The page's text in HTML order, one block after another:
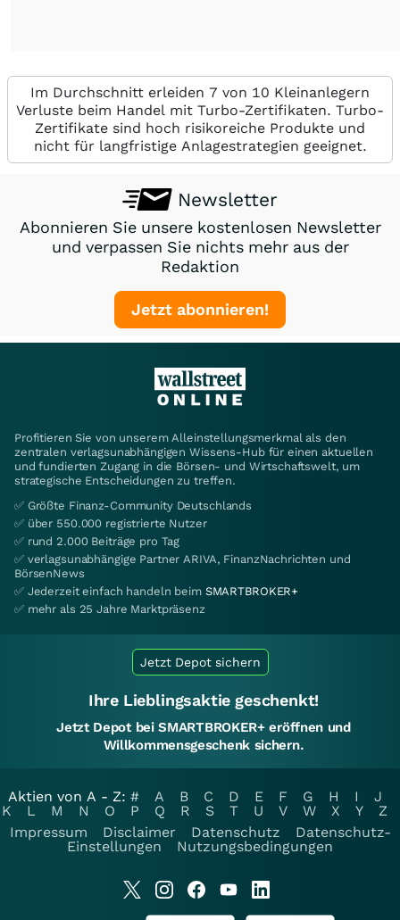
Im Durchschnitt erleiden 7 von 10 Kleinanlegern
Verluste beim Handel mit Turbo-Zertifikaten. Turbo-
Zertifikate sind hoch risikoreiche Produkte und
nicht für langfristige Anlagestrategien geeignet.
Newsletter
Abonnieren Sie unsere kostenlosen Newsletter
und verpassen Sie nichts mehr aus der
Redaktion
Jetzt abonnieren!
Profitieren Sie von unserem Alleinstellungsmerkmal als den
zentralen verlagsunabhängigen Wissens-Hub für einen aktuellen
und fundierten Zugang in die Börsen- und Wirtschaftswelt, um
strategische Entscheidungen zu treffen.
✅ Größte Finanz-Community Deutschlands
✅ über 550.000 registrierte Nutzer
✅ rund 2.000 Beiträge pro Tag
✅ verlagsunabhängige Partner ARIVA, FinanzNachrichten und
BörsenNews
✅ Jederzeit einfach handeln beim SMARTBROKER+
✅ mehr als 25 Jahre Marktpräsenz
Jetzt Depot sichern
Ihre Lieblingsaktie geschenkt!
Jetzt Depot bei SMARTBROKER+ eröffnen und
Willkommensgeschenk sichern.
Aktien von A - Z: # A B C D E F G H I
J
K
L M N O P Q R S T U V W X Y
Z
Impressum
Disclaimer Datenschutz
Datenschutz-
Einstellungen
Nutzungsbedingungen